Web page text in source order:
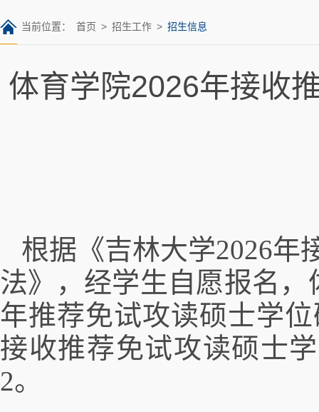
当前位置： 首页 > 招生工作 > 招生信息
体育学院2026年接收
根据《吉林大学2026年
法》，经学生自愿报名，
年推荐免试攻读硕士学
接收推荐免试攻读硕士
2。